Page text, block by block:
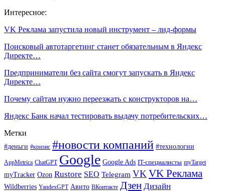
Интересное:
VK Реклама запустила новый инструмент – лид-формы
Поисковый автотаргетинг станет обязательным в Яндекс
Директе…
Предприниматели без сайта смогут запускать в Яндекс
Директе…
Почему сайтам нужно переезжать с конструкторов на…
Яндекс Банк начал тестировать выдачу потребительских…
Метки
#деньги #кризис #новости компаний #технологии
AppMetrica ChatGPT Google Google Ads IT-специалисты myTarget
myTracker Ozon Rustore SEO Telegram VK VK Реклама
Wildberries YandexGPT Авито ВКонтакте Дзен Дизайн